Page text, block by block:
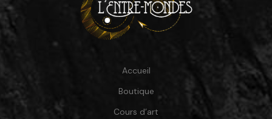
Accueil
Boutique
Cours d’art